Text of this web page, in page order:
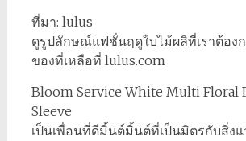
ที่มา: lulus
ดูรูปลักษณ์แฟชั่นฤดูใบไม้ผลิที่เราต้อง
ของที่เหลือที่ lulus.com
Bloom Service White Multi Floral
Sleeve
เป็นเพื่อนที่ดีมิ้นต์มิ้นต์ที่เป็นมิตรกับสิ่ง